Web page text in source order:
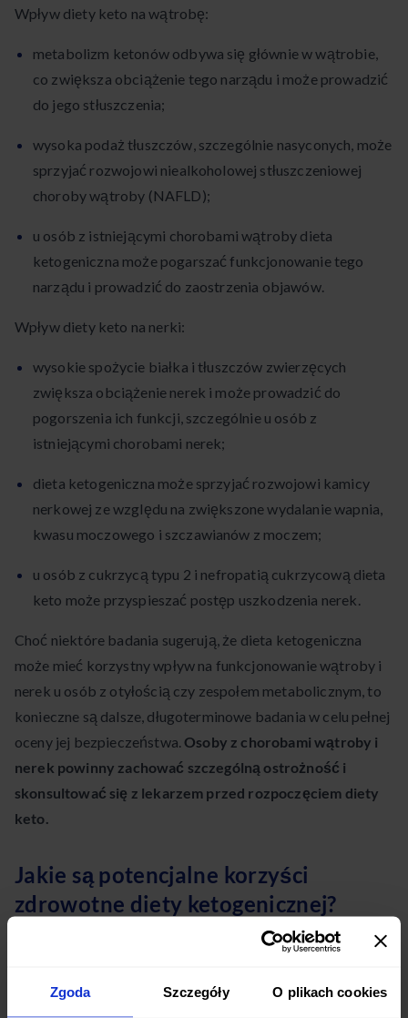
Zgoda Szczegóły O plikach cookies
Wpływ diety keto na wątrobę:
metabolizm ketonów odbywa się głównie w wątrobie,
co zwiększa obciążenie tego narządu i może prowadzić
do jego stłuszczenia;
wysoka podaż tłuszczów, szczególnie nasyconych, może
sprzyjać rozwojowi niealkoholowej stłuszczeniowej
choroby wątroby (NAFLD);
u osób z istniejącymi chorobami wątroby dieta
ketogeniczna może pogarszać funkcjonowanie tego
narządu i prowadzić do zaostrzenia objawów.
Wpływ diety keto na nerki:
wysokie spożycie białka i tłuszczów zwierzęcych
zwiększa obciążenie nerek i może prowadzić do
pogorszenia ich funkcji, szczególnie u osób z
istniejącymi chorobami nerek;
dieta ketogeniczna może sprzyjać rozwojowi kamicy
nerkowej ze względu na zwiększone wydalanie wapnia,
kwasu moczowego i szczawianów z moczem;
u osób z cukrzycą typu 2 i nefropatią cukrzycową dieta
keto może przyspieszać postęp uszkodzenia nerek.
Choć niektóre badania sugerują, że dieta ketogeniczna
może mieć korzystny wpływ na funkcjonowanie wątroby i
nerek u osób z otyłością czy zespołem metabolicznym, to
konieczne są dalsze, długoterminowe badania w celu pełnej
oceny jej bezpieczeństwa. Osoby z chorobami wątroby i
nerek powinny zachować szczególną ostrożność i
skonsultować się z lekarzem przed rozpoczęciem diety
keto.
Jakie są potencjalne korzyści
zdrowotne diety ketogenicznej?